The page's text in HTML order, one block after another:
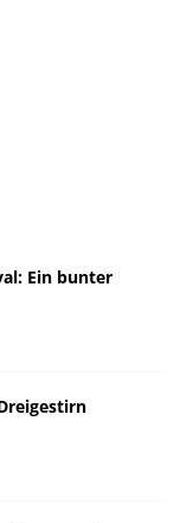
Ein bunter